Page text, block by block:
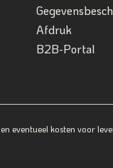
Afdruk
B2B-Portal
en eventueel kosten voor